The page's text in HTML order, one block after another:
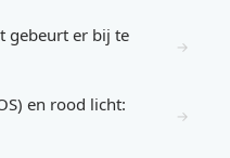
gebeurt er bij te
→
en rood licht:
→